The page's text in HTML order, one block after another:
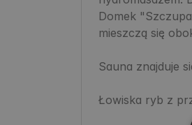
Domek
mieszczą się
Sauna znajduje
Łowiska ryb z